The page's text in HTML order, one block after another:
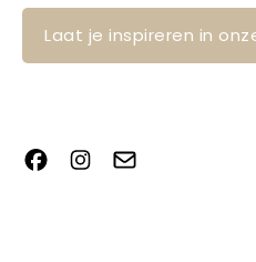
Laat je inspireren in